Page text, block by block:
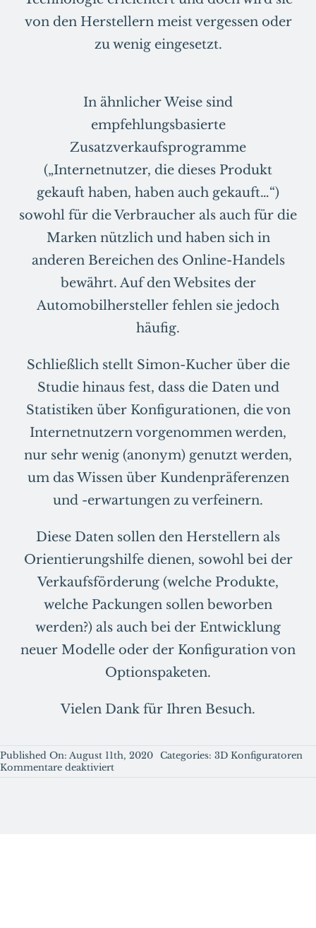
von den Herstellern meist vergessen oder
zu wenig eingesetzt.
In ähnlicher Weise sind
empfehlungsbasierte
Zusatzverkaufsprogramme
(„Internetnutzer, die dieses Produkt
gekauft haben, haben auch gekauft…“)
sowohl für die Verbraucher als auch für die
Marken nützlich und haben sich in
anderen Bereichen des Online-Handels
bewährt. Auf den Websites der
Automobilhersteller fehlen sie jedoch
häufig.
Schließlich stellt Simon-Kucher über die
Studie hinaus fest, dass die Daten und
Statistiken über Konfigurationen, die von
Internetnutzern vorgenommen werden,
nur sehr wenig (anonym) genutzt werden,
um das Wissen über Kundenpräferenzen
und -erwartungen zu verfeinern.
Diese Daten sollen den Herstellern als
Orientierungshilfe dienen, sowohl bei der
Verkaufsförderung (welche Produkte,
welche Packungen sollen beworben
werden?) als auch bei der Entwicklung
neuer Modelle oder der Konfiguration von
Optionspaketen.
Vielen Dank für Ihren Besuch.
Published On: August 11th, 2020 Categories: 3D Konfiguratoren
Kommentare deaktiviertfür